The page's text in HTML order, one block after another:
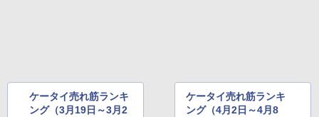
ケータイ売れ筋ランキ
ング（3月19日～3月2
ケータイ売れ筋ランキ
ング（4月2日～4月8